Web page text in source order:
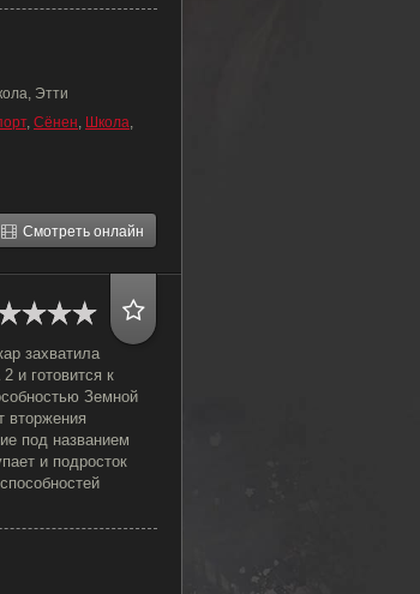
Этти
, Сёнен, Школа,
Смотреть онлайн
захватила
и готовится к
Земной
вторжения
под названием
и подросток